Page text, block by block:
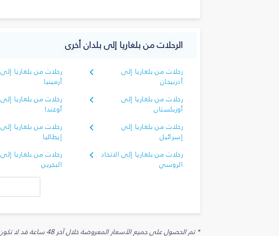
الرحلات من بلغاريا إلى بلدان أخرى
رحلات من بلغاريا إلى
أذربيجان
رحلات من بلغاريا إلى
أرمينيا
رحلات من بلغاريا إلى
أوزبكستان
رحلات من بلغاريا إلى
أوغندا
رحلات من بلغاريا إلى
إسرائيل
رحلات من بلغاريا إلى
إيطاليا
رحلات من بلغاريا إلى الاتحاد
الروسي
رحلات من بلغاريا إلى
البحرين
* تم الحصول على جميع الأسعار المعروضة خلال آخر 48 ساعة قد لا تكون متوفرة في وقت الحجز. قد يتم تطبيق رسوم إضافية على الإضافات الاختيارية.